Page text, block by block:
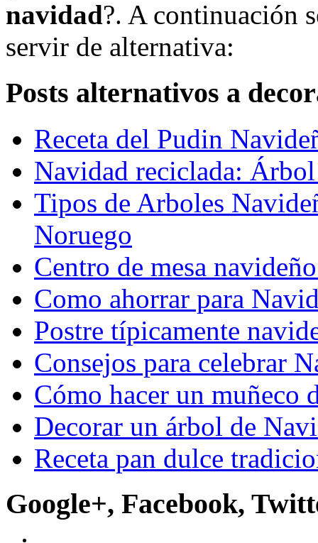
navidad?. A continuación
servir de alternativa:
Posts alternativos a
Receta del Pudin
Navidad reciclada:
Tipos de Arboles
Noruego
Centro de mesa
Como ahorrar para
Postre típicamente
Consejos para celebrar
Cómo hacer un muñeco
Decorar un árbol de
Receta pan dulce
Google+, Facebook,